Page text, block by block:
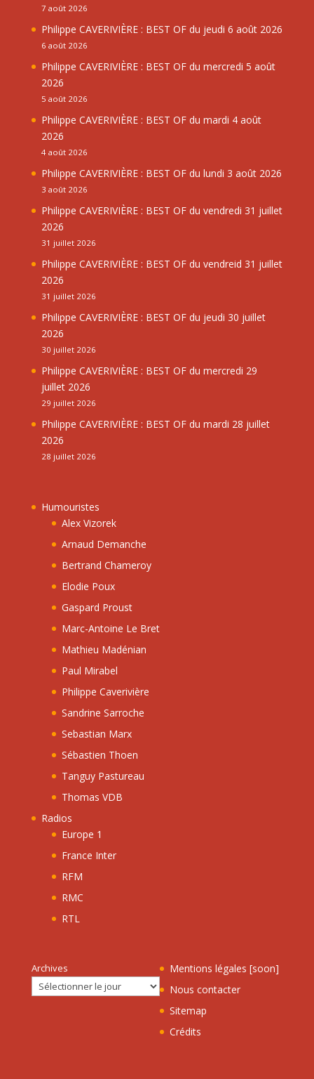
7 août 2026
Philippe CAVERIVIÈRE : BEST OF du jeudi 6 août 2026
6 août 2026
Philippe CAVERIVIÈRE : BEST OF du mercredi 5 août
2026
5 août 2026
Philippe CAVERIVIÈRE : BEST OF du mardi 4 août
2026
4 août 2026
Philippe CAVERIVIÈRE : BEST OF du lundi 3 août 2026
3 août 2026
Philippe CAVERIVIÈRE : BEST OF du vendredi 31 juillet
2026
31 juillet 2026
Philippe CAVERIVIÈRE : BEST OF du vendreid 31 juillet
2026
31 juillet 2026
Philippe CAVERIVIÈRE : BEST OF du jeudi 30 juillet
2026
30 juillet 2026
Philippe CAVERIVIÈRE : BEST OF du mercredi 29
juillet 2026
29 juillet 2026
Philippe CAVERIVIÈRE : BEST OF du mardi 28 juillet
2026
28 juillet 2026
Humouristes
Alex Vizorek
Arnaud Demanche
Bertrand Chameroy
Elodie Poux
Gaspard Proust
Marc-Antoine Le Bret
Mathieu Madénian
Paul Mirabel
Philippe Caverivière
Sandrine Sarroche
Sebastian Marx
Sébastien Thoen
Tanguy Pastureau
Thomas VDB
Radios
Europe 1
France Inter
RFM
RMC
RTL
Archives
Mentions légales [soon]
Nous contacter
Sitemap
Crédits